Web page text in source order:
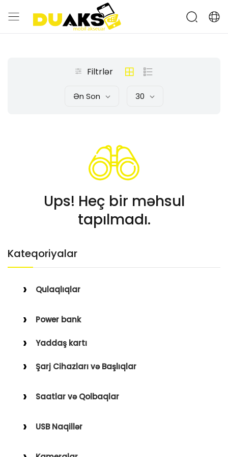
Kateqoriyalar
Qulaqlıqlar
Qulaqüstü
Power bank
Yaddaş kartı
Şarj Cihazları və Başlıqlar
Saatlar və Qolbaqlar
Saat Qolbaqları
USB Naqillər
Filtrlər
Ən Son 30
Ups! Heç bir məhsul
tapılmadı.